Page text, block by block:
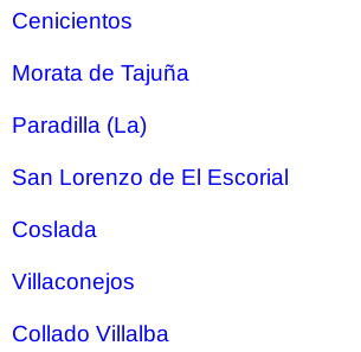
Cenicientos
Morata de Tajuña
Paradilla (La)
San Lorenzo de El Escorial
Coslada
Villaconejos
Collado Villalba